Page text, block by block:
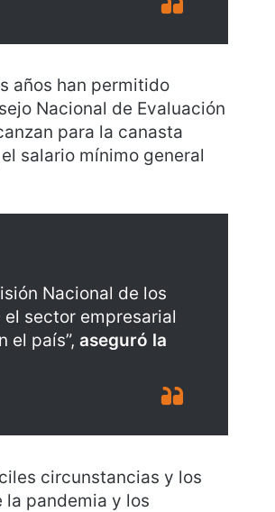
años han permitido
Nacional de Evaluación
para la canasta
salario mínimo general
Nacional de los
sector empresarial
el país”, aseguró la
circunstancias y los
pandemia y los